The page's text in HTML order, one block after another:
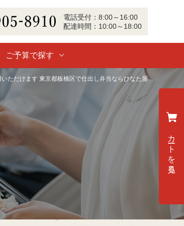
ただけます 東京都板橋区で仕出し弁当ならひなた屋
電話受付 ： 8:00～16:00
配達時間： 10:00～18:00
ご予算で探す
カートを見る